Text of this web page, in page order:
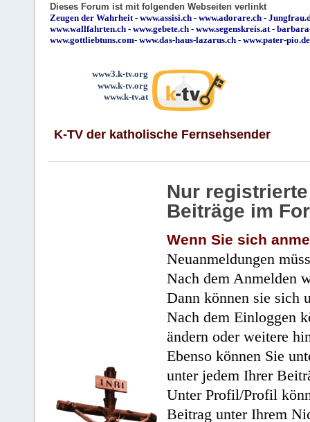
Dieses Forum ist mit folgenden Webseiten verlinkt
Zeugen der Wahrheit - www.assisi.ch - www.adorare.ch -
www.wallfahrten.ch - www.gebete.ch - www.segenskreis.at -
www.gottliebtuns.com- www.das-haus-lazarus.ch - www.pater-pio.de
www3.k-tv.org
www.k-tv.org
www.k-tv.at
K-TV der katholische Fernsehsender
Nur
Beiträge im
Wenn Sie sich
Neuanmeldungen
Nach dem Anmelden
Dann können sie sich
Nach dem Einloggen
ändern oder weitere
Ebenso können Sie
unter jedem Ihrer
Unter Profil/Profil
Beitrag unter Ihrem